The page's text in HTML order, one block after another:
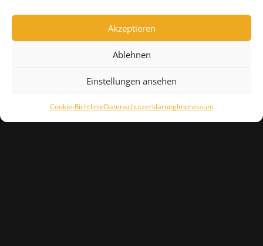
Akzeptieren
Ablehnen
Einstellungen ansehen
Cookie-RichtlinieDatenschutzerklärungImpressum